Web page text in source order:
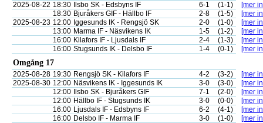
2025-08-22 18:30 Ilsbo SK - Edsbyns IF 6-1 (1-1)
[mer
18:30 Bjuråkers GIF - Hällbo IF 2-8 (1-5)
[mer
2025-08-23 12:00 Iggesunds IK - Rengsjö SK 2-0 (1-0)
[mer
13:00 Marma IF - Näsvikens IK 1-5 (1-2)
[mer
16:00 Kilafors IF - Ljusdals IF 2-4 (1-3)
[mer
16:00 Stugsunds IK - Delsbo IF 1-4 (0-1) [mer
Omgång 17
2025-08-28 19:30 Rengsjö SK - Kilafors IF 4-2 (3-2)
[mer
2025-08-30 12:00 Näsvikens IK - Iggesunds IK 3-0 (3-0)
[mer
12:00
Ilsbo SK - Bjuråkers GIF 7-1 (2-0)
[mer
12:00 Hällbo IF - Stugsunds IK 3-0 (0-0)
[mer
16:00 Ljusdals IF - Edsbyns IF 6-2 (4-1)
[mer
16:00 Delsbo IF - Marma IF 3-0 (1-0) [mer